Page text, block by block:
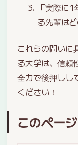
「実際に
る先輩は
これらの問いに
る大学は、信頼
全力で後押しし
ください！
このペー